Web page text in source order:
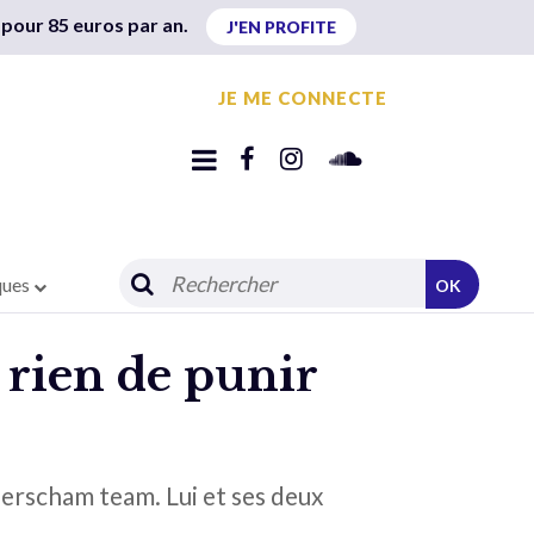
85 euros par an. J'EN PROFITE
JE ME CONNECTE
OK
rien de punir
team. Lui et ses deux